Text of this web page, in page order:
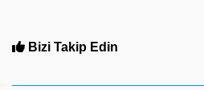
Bizi Takip Edin